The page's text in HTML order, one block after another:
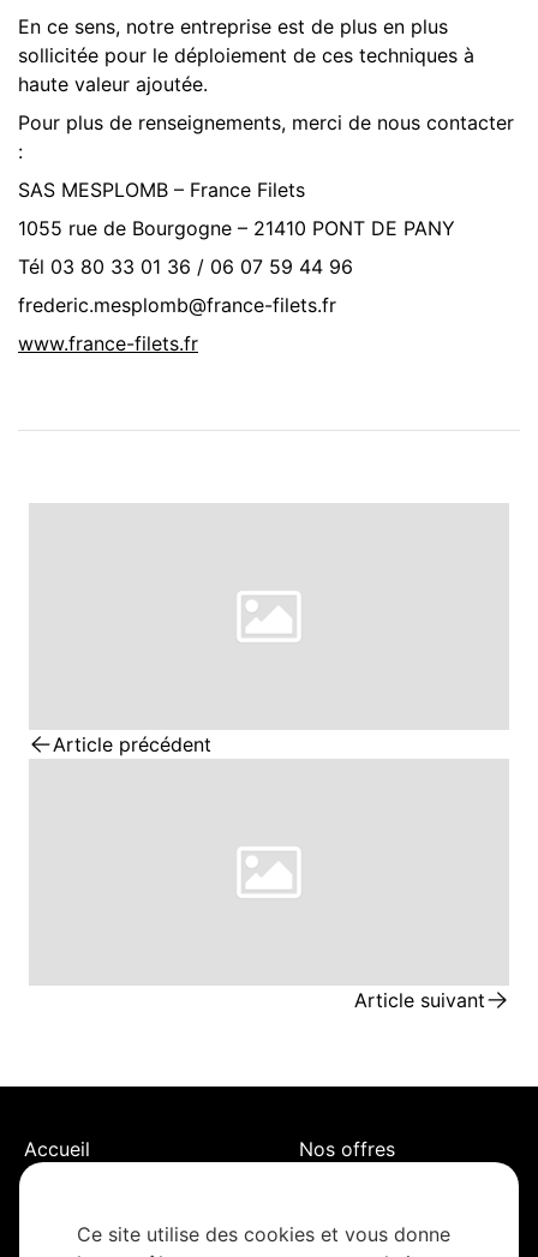
En ce sens, notre entreprise est de plus en plus
sollicitée pour le déploiement de ces techniques à
haute valeur ajoutée.
Pour plus de renseignements, merci de nous contacter
:
SAS MESPLOMB – France Filets
1055 rue de Bourgogne – 21410 PONT DE PANY
Tél 03 80 33 01 36 / 06 07 59 44 96
frederic.mesplomb@france-filets.fr‍
www.france-filets.fr
Article précédent
Article suivant
Accueil
Nos valeurs
Nos offres
Réalisations
Ce site utilise des cookies et vous donne